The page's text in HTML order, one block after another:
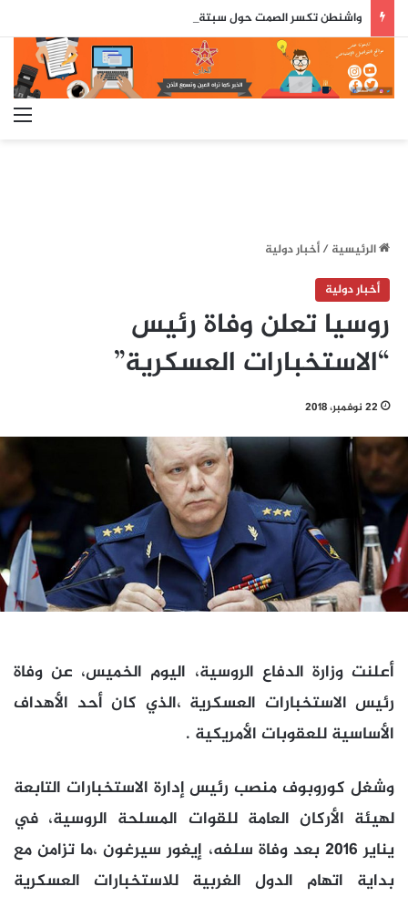
الرئيسية/أخبار دولية
أخبار دولية
روسيا تعلن وفاة رئيس
“الاستخبارات العسكرية”
22 نوفمبر، 2018
أعلنت وزارة الدفاع الروسية، اليوم الخميس، عن وفاة
رئيس الاستخبارات العسكرية ،الذي كان أحد الأهداف
الأساسية للعقوبات الأمريكية .
وشغل كوروبوف منصب رئيس إدارة الاستخبارات التابعة
لهيئة الأركان العامة للقوات المسلحة الروسية، في
يناير 2016 بعد وفاة سلفه، إيغور سيرغون ،ما تزامن مع
بداية اتهام الدول الغربية للاستخبارات العسكرية